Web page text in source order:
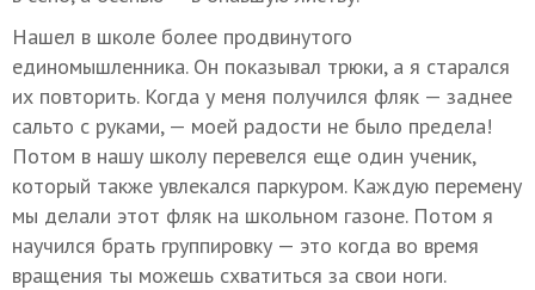
Нашел в школе более продвинутого
единомышленника. Он показывал трюки, а я старался
их повторить. Когда у меня получился фляк — заднее
сальто с руками, — моей радости не было предела!
Потом в нашу школу перевелся еще один ученик,
который также увлекался паркуром. Каждую перемену
мы делали этот фляк на школьном газоне. Потом я
научился брать группировку — это когда во время
вращения ты можешь схватиться за свои ноги.